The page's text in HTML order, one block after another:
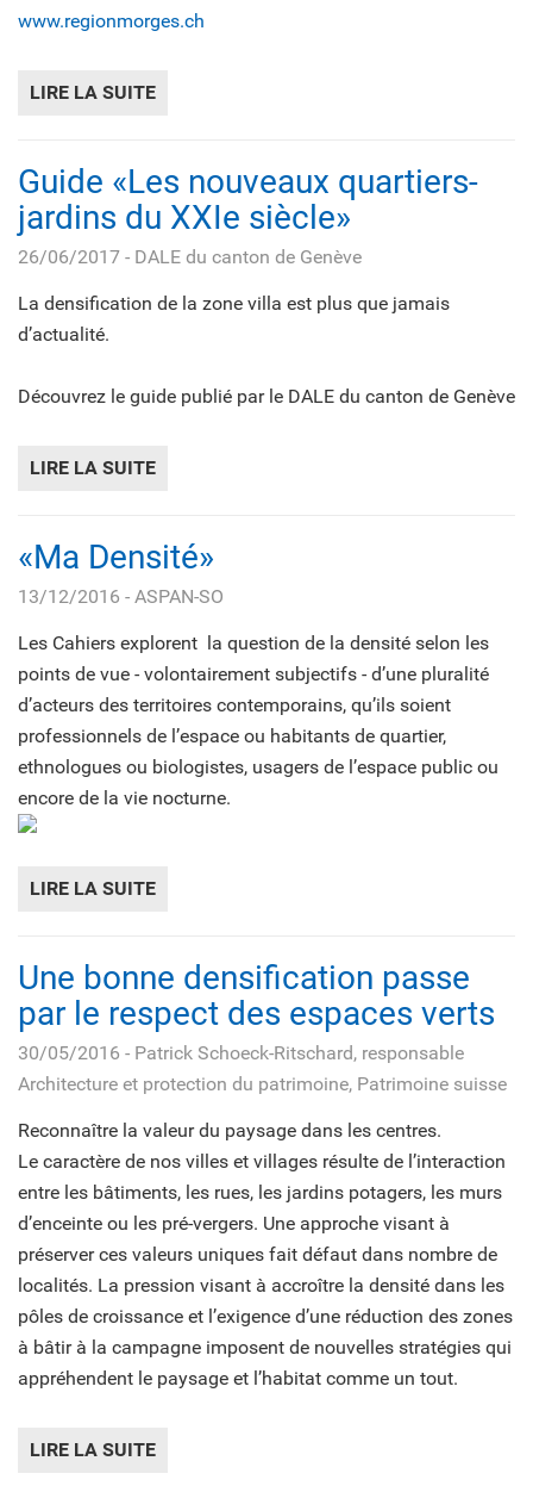
www.regionmorges.ch
LIRE LA SUITE
Guide «Les nouveaux quartiers-
jardins du XXIe siècle»
26/06/2017 - DALE du canton de Genève
La densification de la zone villa est plus que jamais
d’actualité.
Découvrez le guide publié par le DALE du canton de Genève
LIRE LA SUITE
«Ma Densité»
13/12/2016 - ASPAN-SO
Les Cahiers explorent la question de la densité selon les
points de vue - volontairement subjectifs - d’une pluralité
d’acteurs des territoires contemporains, qu’ils soient
professionnels de l’espace ou habitants de quartier,
ethnologues ou biologistes, usagers de l’espace public ou
encore de la vie nocturne.
LIRE LA SUITE
Une bonne densification passe
par le respect des espaces verts
30/05/2016 - Patrick Schoeck-Ritschard, responsable
Architecture et protection du patrimoine, Patrimoine suisse
Reconnaître la valeur du paysage dans les centres.
Le caractère de nos villes et villages résulte de l’interaction
entre les bâtiments, les rues, les jardins potagers, les murs
d’enceinte ou les pré-vergers. Une approche visant à
préserver ces valeurs uniques fait défaut dans nombre de
localités. La pression visant à accroître la densité dans les
pôles de croissance et l’exigence d’une réduction des zones
à bâtir à la campagne imposent de nouvelles stratégies qui
appréhendent le paysage et l’habitat comme un tout.
LIRE LA SUITE